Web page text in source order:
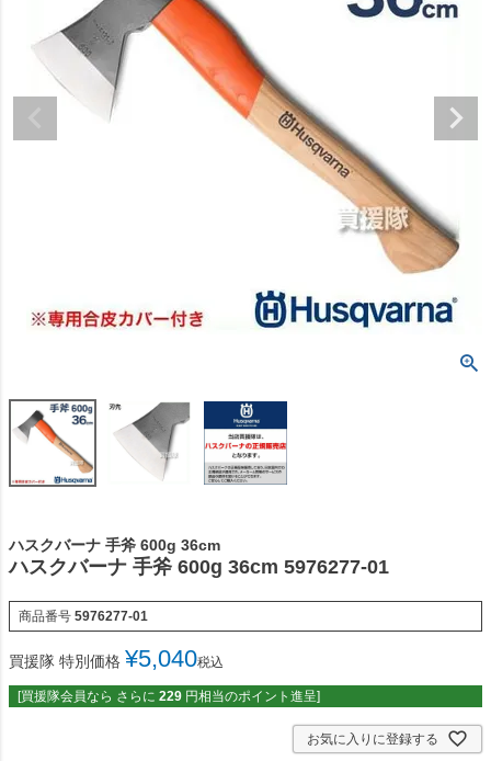
ハスクバーナ 手斧 600g 36cm
ハスクバーナ 手斧 600g 36cm 5976277-01
商品番号 5976277-01
買援隊 特別価格 ¥5,040税込
[買援隊会員なら さらに 229 円相当のポイント進呈]
お気に入りに登録する